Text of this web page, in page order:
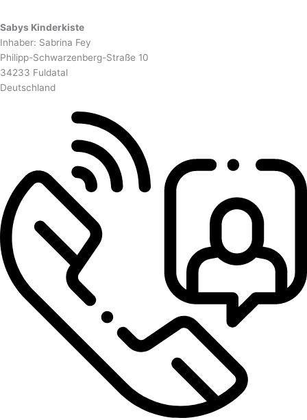
Sabys Kinderkiste
Inhaber: Sabrina Fey
Philipp-Schwarzenberg-Straße 10
34233 Fuldatal
Deutschland